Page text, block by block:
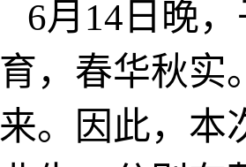
6月14日晚
育，春华秋实
来。因此，本